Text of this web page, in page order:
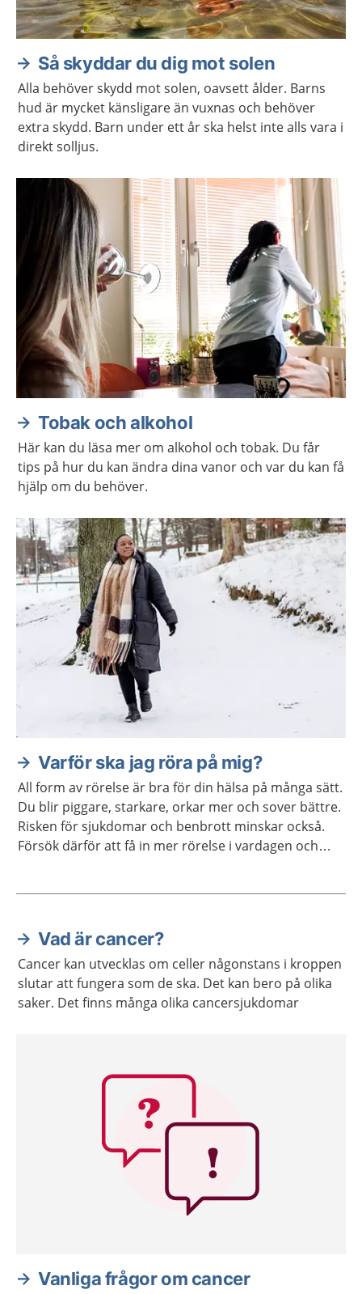
Så skyddar du dig mot solen
Alla behöver skydd mot solen, oavsett ålder. Barns
hud är mycket känsligare än vuxnas och behöver
extra skydd. Barn under ett år ska helst inte alls vara i
direkt solljus.
Tobak och alkohol
Här kan du läsa mer om alkohol och tobak. Du får
tips på hur du kan ändra dina vanor och var du kan få
hjälp om du behöver.
Varför ska jag röra på mig?
All form av rörelse är bra för din hälsa på många sätt.
Du blir piggare, starkare, orkar mer och sover bättre.
Risken för sjukdomar och benbrott minskar också.
Försök därför att få in mer rörelse i vardagen och
Aktuella artiklar
Vad är cancer?
Cancer kan utvecklas om celler någonstans i kroppen
slutar att fungera som de ska. Det kan bero på olika
saker. Det finns många olika cancersjukdomar
Vanliga frågor om cancer